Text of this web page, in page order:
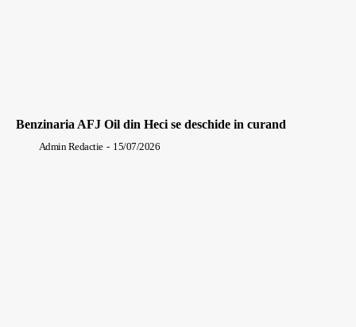
Benzinaria AFJ Oil din Heci se deschide in curand
Admin Redactie - 15/07/2026